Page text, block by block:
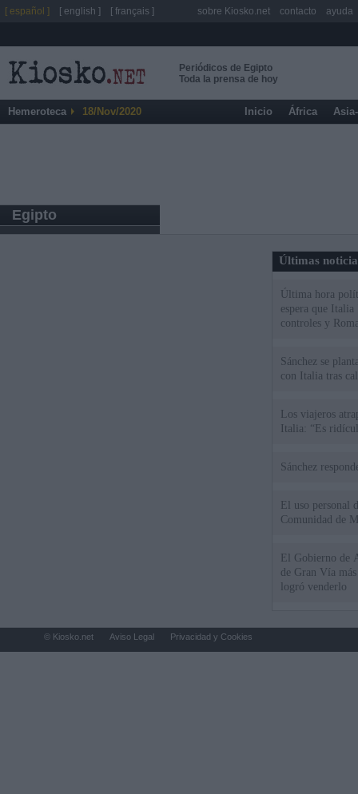
Periódicos de Egipto
Toda la prensa de hoy
Hemeroteca 18/Nov/2020 Inicio África
Egipto
Últimas
Última hora
espera que
controles y
Sánchez se
con Italia tras
Los viajeros
Italia: “Es
Sánchez
El uso personal
Comunidad de
El Gobierno de
de Gran Vía
logró venderlo
[ español ] [ english ] [ français ] sobre Kiosko.net contacto ayuda
© Kiosko.net Aviso Legal Privacidad y Cookies